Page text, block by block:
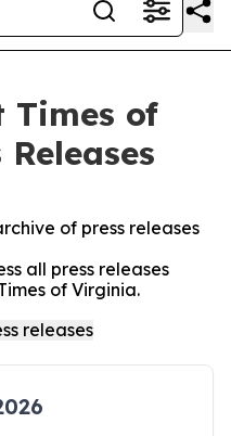
Times of
of press releases
all press releases
of Virginia.